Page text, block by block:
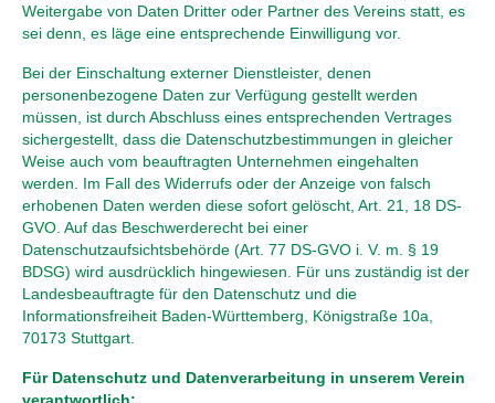
Weitergabe von Daten Dritter oder Partner des Vereins statt, es
sei denn, es läge eine entsprechende Einwilligung vor.
Bei der Einschaltung externer Dienstleister, denen
personenbezogene Daten zur Verfügung gestellt werden
müssen, ist durch Abschluss eines entsprechenden Vertrages
sichergestellt, dass die Datenschutzbestimmungen in gleicher
Weise auch vom beauftragten Unternehmen eingehalten
werden. Im Fall des Widerrufs oder der Anzeige von falsch
erhobenen Daten werden diese sofort gelöscht, Art. 21, 18 DS-
GVO. Auf das Beschwerderecht bei einer
Datenschutzaufsichtsbehörde (Art. 77 DS-GVO i. V. m. § 19
BDSG) wird ausdrücklich hingewiesen. Für uns zuständig ist der
Landesbeauftragte für den Datenschutz und die
Informationsfreiheit Baden-Württemberg, Königstraße 10a,
70173 Stuttgart.
Für Datenschutz und Datenverarbeitung in unserem Verein